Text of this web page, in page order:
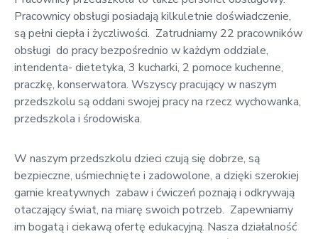
Pracownicy obsługi posiadają kilkuletnie doświadczenie,
są pełni ciepła i życzliwości. Zatrudniamy 22 pracowników
obsługi do pracy bezpośrednio w każdym oddziale,
intendenta- dietetyka, 3 kucharki, 2 pomoce kuchenne,
praczkę, konserwatora. Wszyscy pracujący w naszym
przedszkolu są oddani swojej pracy na rzecz wychowanka,
przedszkola i środowiska.
W naszym przedszkolu dzieci czują się dobrze, są
bezpieczne, uśmiechnięte i zadowolone, a dzięki szerokiej
gamie kreatywnych zabaw i ćwiczeń poznają i odkrywają
otaczający świat, na miarę swoich potrzeb. Zapewniamy
im bogatą i ciekawą ofertę edukacyjną. Nasza działalność